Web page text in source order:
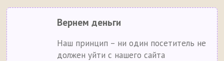
Вернем деньги
Наш принцип – ни один посетитель не
должен уйти с нашего сайта